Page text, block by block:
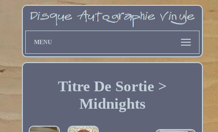
MENU
Titre De Sortie >
Midnights